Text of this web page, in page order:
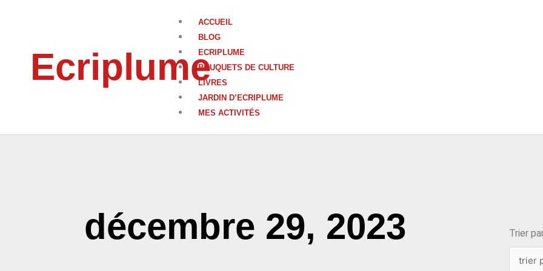
Ecriplume
ACCUEIL
BLOG
ECRIPLUME
BOUQUETS DE CULTURE
LIVRES
JARDIN D’ECRIPLUME
MES ACTIVITÉS
décembre 29, 2023 Trier